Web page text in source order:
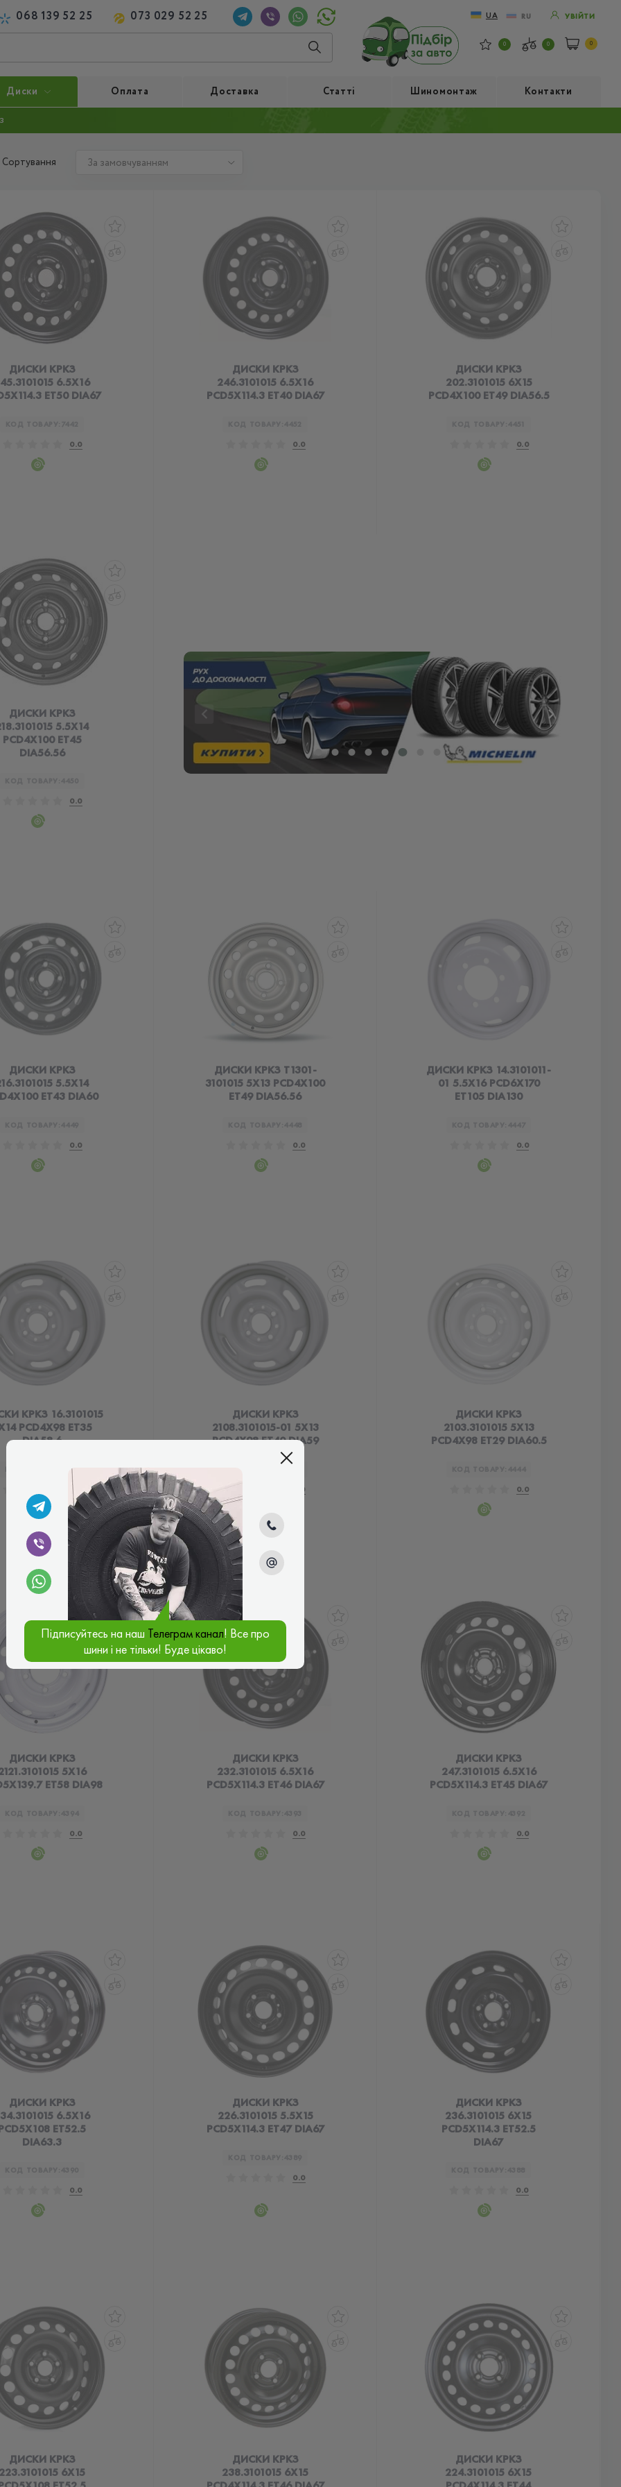
068 139 52 25 073 029 52 25 UA RU УВІЙТИ
0 0 0
Диски Оплата Доставка Статті Шиномонтаж Контакти
Сортування
ДИСКИ КРКЗ
6.5X16
ET50 DIA67
0.0
ДИСКИ КРКЗ
246.3101015 6.5X16
PCD5X114.3 ET40 DIA67
0.0
ДИСКИ КРКЗ
202.3101015 6X15
PCD4X100 ET49 DIA56.5
0.0
ДИСКИ КРКЗ
5.5X14
PCD4X100 ET45
DIA56.56
0.0
ДИСКИ КРКЗ
5.5X14
ET43 DIA60
0.0
ДИСКИ КРКЗ T1301-
3101015 5X13 PCD4X100
ET49 DIA56.56
4448
0.0
ДИСКИ КРКЗ 14.3101011-
01 5.5X16 PCD6X170
ET105 DIA130
4447
0.0
КРКЗ 16.3101015
PCD4X98 ET35
DIA58.6
4446
0.0
ДИСКИ КРКЗ
2108.3101015-01 5X13
PCD4X98 ET40 DIA59
0.0
ДИСКИ КРКЗ
2103.3101015 5X13
PCD4X98 ET29 DIA60.5
4444
0.0
ДИСКИ КРКЗ
5X16
ET58 DIA98
0.0
ДИСКИ КРКЗ
232.3101015 6.5X16
PCD5X114.3 ET46 DIA67
0.0
ДИСКИ КРКЗ
247.3101015 6.5X16
PCD5X114.3 ET45 DIA67
4392
0.0
ДИСКИ КРКЗ
6.5X16
ET52.5
DIA63.3
0.0
ДИСКИ КРКЗ
226.3101015 5.5X15
PCD5X114.3 ET47 DIA67
0.0
ДИСКИ КРКЗ
236.3101015 6X15
PCD5X114.3 ET52.5
DIA67
0.0
ДИСКИ КРКЗ
6X15
ДИСКИ КРКЗ
238.3101015 6X15
ДИСКИ КРКЗ
224.3101015 6X15
Підписуйтесь на наш Телеграм канал! Все про
шини і не тільки! Буде цікаво!